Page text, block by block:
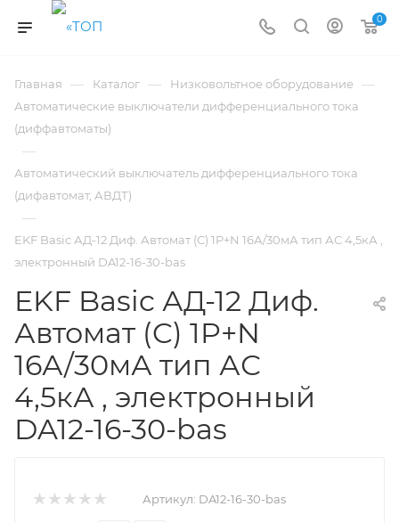
0
Главная — Каталог — Низковольтное оборудование —
Автоматические выключатели дифференциального тока
(диффавтоматы)
—
Автоматический выключатель дифференциального тока
(дифавтомат, АВДТ)
—
EKF Basic АД-12 Диф. Автомат (C) 1P+N 16А/30мА тип АС 4,5кА ,
электронный DA12-16-30-bas
EKF Basic АД-12 Диф.
Автомат (C) 1P+N
16А/30мА тип АС
4,5кА , электронный
DA12-16-30-bas
Артикул: DA12-16-30-bas